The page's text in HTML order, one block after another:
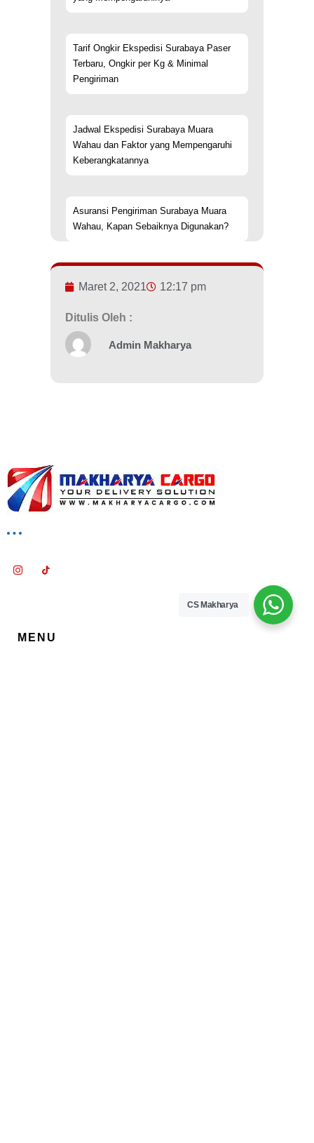
Tarif Ongkir Ekspedisi Surabaya Paser
Terbaru, Ongkir per Kg & Minimal
Pengiriman
Jadwal Ekspedisi Surabaya Muara
Wahau dan Faktor yang Mempengaruhi
Keberangkatannya
Asuransi Pengiriman Surabaya Muara
Wahau, Kapan Sebaiknya Digunakan?
Maret 2, 2021 12:17 pm
Ditulis Oleh :
Admin Makharya
MENU
CS Makharya